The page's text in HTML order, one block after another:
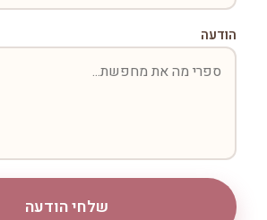
הודעה
שלחי הודעה